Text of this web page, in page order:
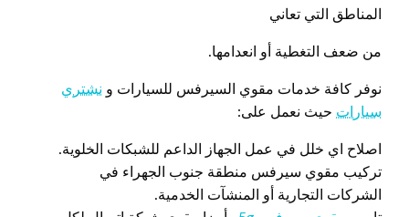
المناطق التي تعاني
من ضعف التغطية أو انعدامها.
نوفر كافة خدمات مقوي السيرفس للسيارات و نشتري
سيارات حيث نعمل على:
اصلاح اي خلل في عمل الجهاز الداعم للشبكات الخلوية.
تركيب مقوي سيرفس منطقة جنوب الجهراء في
الشركات التجارية أو المنشآت الخدمية.